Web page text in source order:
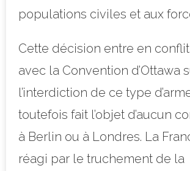
populations civiles et aux
Cette décision entre en
avec la Convention d’Ottawa
l’interdiction de ce type
toutefois fait l’objet d’aucun
à Berlin ou à Londres. La
réagi par le truchement de la